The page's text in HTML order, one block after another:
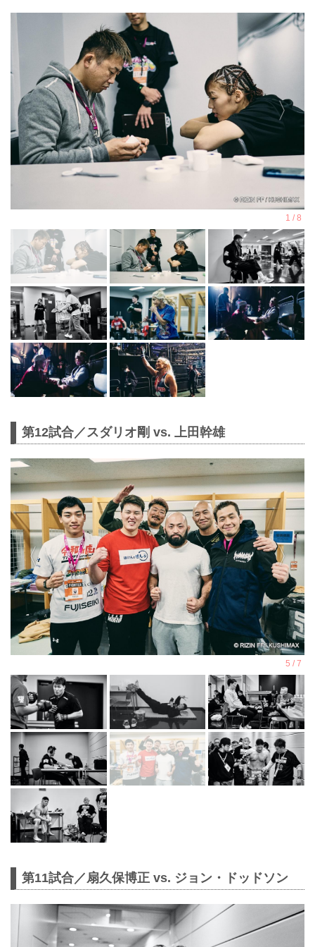
第12試合／スダリオ剛 vs. 上田幹雄
第11試合／扇久保博正 vs. ジョン・ドッドソン